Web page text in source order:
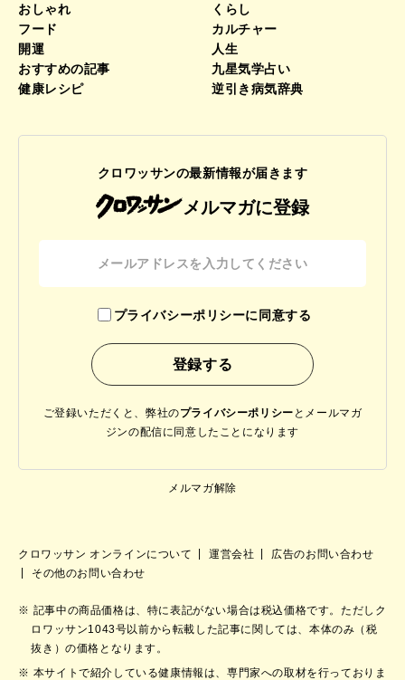
おしゃれ
くらし
フード
カルチャー
開運
人生
おすすめの記事
九星気学占い
健康レシピ
逆引き病気辞典
クロワッサンの最新情報が届きます
メルマガに登録
プライバシーポリシーに同意する
ご登録いただくと、弊社のプライバシーポリシー と メールマガ
ジンの配信に同意したことになります
メルマガ解除
クロワッサン オンラインについて 運営会社
広告のお問い合わせ
その他のお問い合わせ
記事中の商品価格は、特に表記がない場合は税込価格です。ただしク
ロワッサン1043号以前から転載した記事に関しては、本体のみ（税
抜き）の価格となります。
本サイトで紹介している健康情報は、専門家への取材を行っておりま